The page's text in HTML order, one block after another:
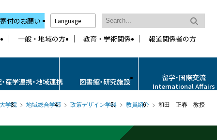
付のお願い Language
一般・地域の方 教育・学術関係 報道関係者の方
産学連携・地域連携 図書館・研究施設 留学・国際交流
International Affairs
学院 地域総合学部 政策デザイン学科 教員紹介 和田 正春 教授